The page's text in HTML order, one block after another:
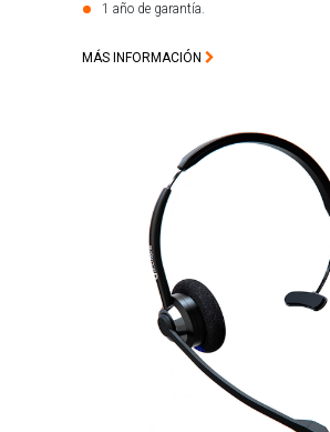
1 año de garantía.
MÁS INFORMACIÓN